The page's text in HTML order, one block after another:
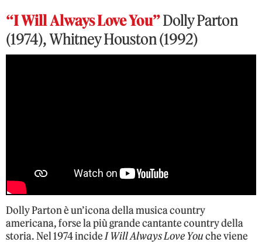
“I Will Always Love You”Dolly Parton
(1974), Whitney Houston (1992)
Dolly Parton è un’icona della musica country
americana, forse la più grande cantante country della
storia. Nel 1974 incideI Will Always Love Youche viene